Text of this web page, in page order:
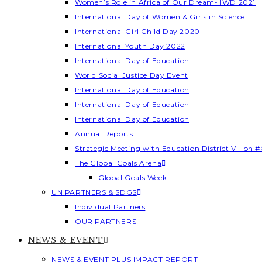
Women’s Role in Africa of Our Dream- IWD 2021
International Day of Women & Girls in Science
International Girl Child Day 2020
International Youth Day 2022
International Day of Education
World Social Justice Day Event
International Day of Education
International Day of Education
International Day of Education
Annual Reports
Strategic Meeting with Education District VI -on
The Global Goals Arena
Global Goals Week
UN PARTNERS & SDGS
Individual Partners
OUR PARTNERS
NEWS & EVENT
NEWS & EVENT PLUS IMPACT REPORT